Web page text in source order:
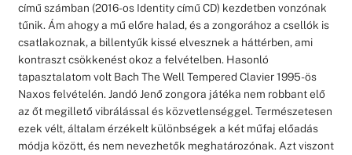
című számban (2016-os Identity című CD) kezdetben vonzónak
tűnik. Ám ahogy a mű előre halad, és a zongorához a csellók is
csatlakoznak, a billentyűk kissé elvesznek a háttérben, ami
kontraszt csökkenést okoz a felvételben. Hasonló
tapasztalatom volt Bach The Well Tempered Clavier 1995-ös
Naxos felvételén. Jandó Jenő zongora játéka nem robbant elő
az őt megillető vibrálással és közvetlenséggel. Természetesen
ezek vélt, általam érzékelt különbségek a két műfaj előadás
módja között, és nem nevezhetők meghatározónak. Azt viszont